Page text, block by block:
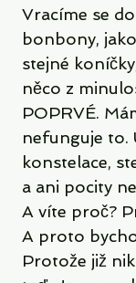
Vracíme se
bonbony,
stejné
něco z
POPRVÉ.
nefunguje to.
konstelace,
a ani pocity
A víte proč?
A proto
Protože již